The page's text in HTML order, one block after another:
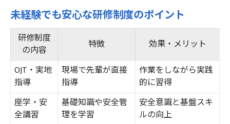
未経験でも安心な研修制度のポイント
研修制度
の内容
特徴
効果・メリット
OJT・実地
指導
現場で先輩が直接
指導
作業をしながら実践
的に習得
座学・安
全講習
基礎知識や安全管
理を学習
安全意識と基盤スキ
ルの向上